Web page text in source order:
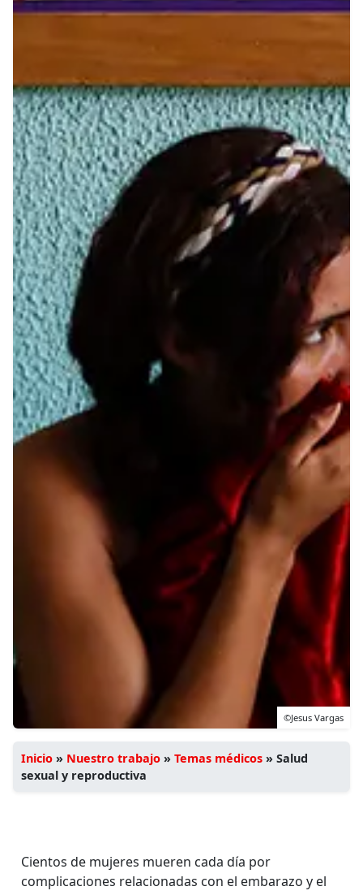
©Jesus Vargas
Inicio » Nuestro trabajo » Temas médicos » Salud
sexual y reproductiva
Cientos de mujeres mueren cada día por
complicaciones relacionadas con el embarazo y el